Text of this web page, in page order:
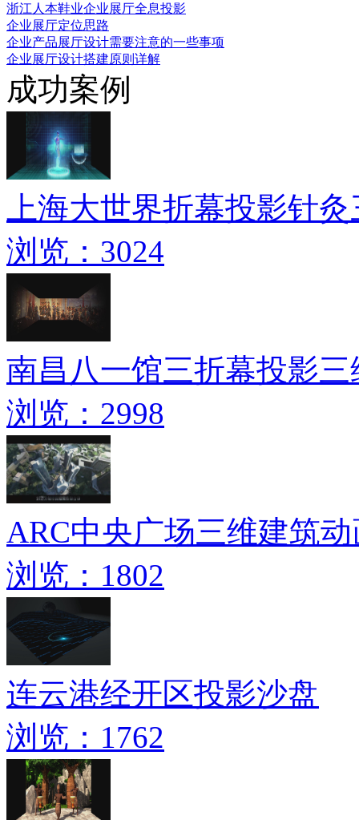
浙江人本鞋业企业展厅全息投影
企业展厅定位思路
企业产品展厅设计需要注意的一些事项
企业展厅设计搭建原则详解
成功案例
上海大世界折幕投影针
浏览：3024
南昌八一馆三折幕投影三
浏览：2998
ARC中央广场三维建筑
浏览：1802
连云港经开区投影沙盘
浏览：1762